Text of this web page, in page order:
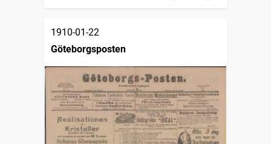
1910-01-22
Göteborgsposten